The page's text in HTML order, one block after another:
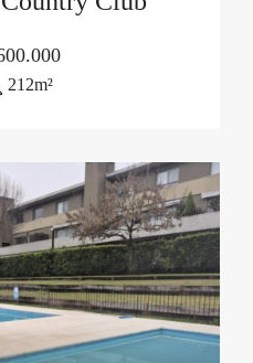
212m²